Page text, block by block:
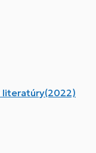
literatúry(2022)